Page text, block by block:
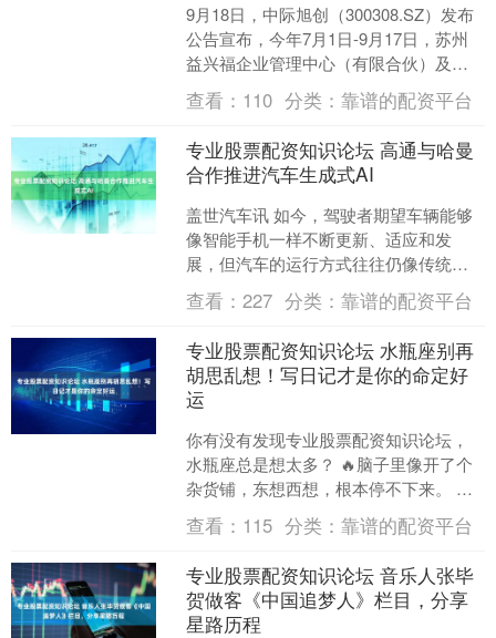
9月18日，中际旭创（300308.SZ）发布
公告宣布，今年7月1日-9月17日，苏州
益兴福企业管理中心（有限合伙）及其
一致行动人通过证券交易所集中交易的
方式合....
查看： 110 分类：靠谱的配资平台
专业股票配资知识论坛 高通与哈曼
合作推进汽车生成式AI
盖世汽车讯 如今，驾驶者期望车辆能够
像智能手机一样不断更新、适应和发
展，但汽车的运行方式往往仍像传统机
器一样。据外媒报道，为了弥合这一差
距，高通技术公司（Qua....
查看：227 分类：靠谱的配资平台
专业股票配资知识论坛 水瓶座别再
胡思乱想！写日记才是你的命定好
运
你有没有发现专业股票配资知识论坛，
水瓶座总是想太多？ 🔥脑子里像开了个
杂货铺，东想西想，根本停不下来。 ✨
其实，这正是你们的天赋，但也是最容
易被情绪牵着走的原因....
查看： 115 分类：靠谱的配资平台
专业股票配资知识论坛 音乐人张毕
贺做客《中国追梦人》栏目，分享
星路历程